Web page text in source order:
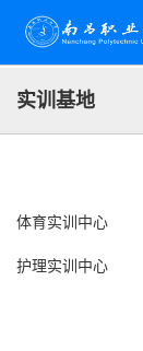
实训基地
体育实训中心
护理实训中心